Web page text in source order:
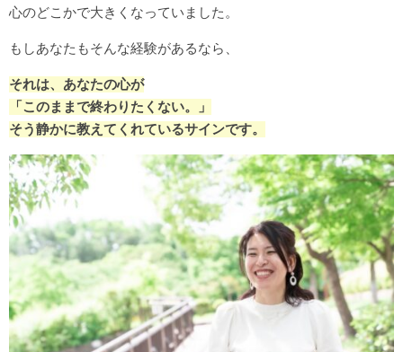
心のどこかで大きくなっていました。
もしあなたもそんな経験があるなら、
それは、あなたの心が
「このままで終わりたくない。」
そう静かに教えてくれているサインです。